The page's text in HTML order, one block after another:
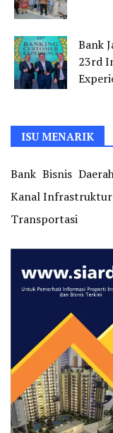
Bank
23rd
ISU MENARIK
Bank Bisnis
Kanal Infrastruktur
Transportasi